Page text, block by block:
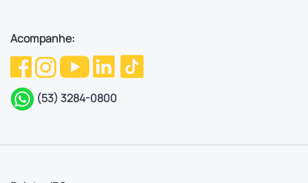
Acompanhe:
(53) 3284-0800